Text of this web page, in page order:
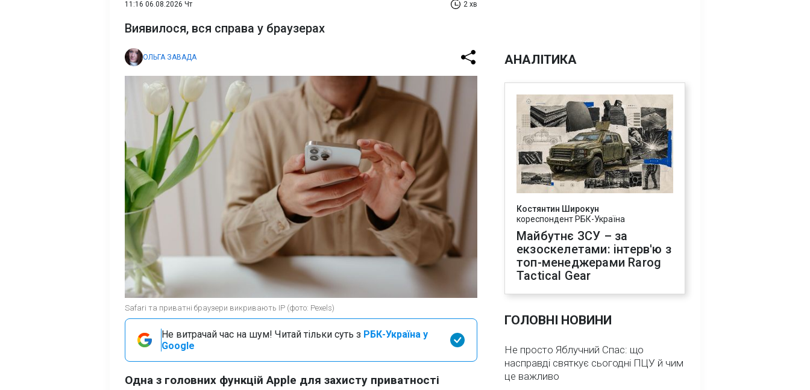
11:16 06.08.2026 Чт 2 хв
Виявилося, вся справа у браузерах
ОЛЬГА ЗАВАДА
Safari та приватні браузери викривають IP (фото: Pexels)
Не витрачай час на шум! Читай тільки суть з РБК-Україна у
Google
Одна з головних функцій Apple для захисту приватності
АНАЛІТИКА
Костянтин Широкун
кореспондент РБК-Україна
Майбутнє ЗСУ – за
екзоскелетами: інтерв'ю з
топ-менеджерами Rarog
Tactical Gear
ГОЛОВНІ НОВИНИ
Не просто Яблучний Спас: що
насправді святкує сьогодні ПЦУ й чим
це важливо